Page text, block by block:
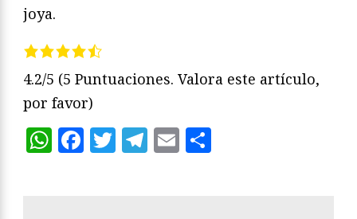
joya.
4.2/5 (5 Puntuaciones. Valora este artículo,
por favor)
WhatsApp
Facebook
Twitter
Telegram
Email